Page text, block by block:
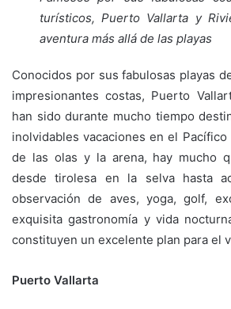
turísticos, Puerto Vallarta y
aventura más allá de las playas
Conocidos por sus fabulosas playas
impresionantes costas, Puerto
han sido durante mucho tiempo
inolvidables vacaciones en el
de las olas y la arena, hay mucho
desde tirolesa en la selva hasta
observación de aves, yoga, golf,
exquisita gastronomía y vida
constituyen un excelente plan para el
Puerto Vallarta